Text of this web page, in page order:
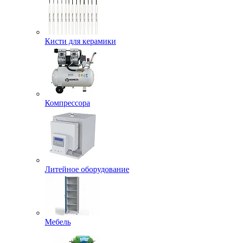
Кисти для керамики
Компрессора
Литейное оборудование
Мебель